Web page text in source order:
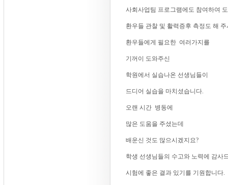
사회사업팀 프로그램에도 참여하여
환우들 관찰 및 활력증후 측정도 해 주
환우들에게 필요한 여러가지를
기꺼이 도와주신
학원에서 실습나온 선생님들이
드디어 실습을 마치셨습니다.
오랜 시간 병동에
많은 도움을 주셨는데
배운신 것도 많으시겠지요?
학생 선생님들의 수고와 노력에 감사
시험에 좋은 결과 있기를 기원합니다.